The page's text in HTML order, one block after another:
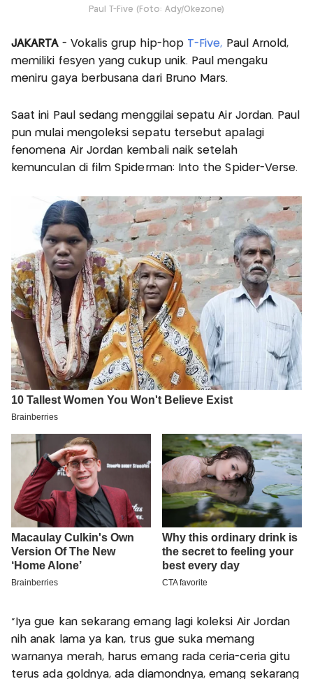
Paul T-Five (Foto: Ady/Okezone)
JAKARTA - Vokalis grup hip-hop T-Five, Paul Arnold,
memiliki fesyen yang cukup unik. Paul mengaku
meniru gaya berbusana dari Bruno Mars.
Saat ini Paul sedang menggilai sepatu Air Jordan. Paul
pun mulai mengoleksi sepatu tersebut apalagi
fenomena Air Jordan kembali naik setelah
kemunculan di film Spiderman: Into the Spider-Verse.
"Iya gue kan sekarang emang lagi koleksi Air Jordan
nih anak lama ya kan, trus gue suka memang
warnanya merah, harus emang rada ceria-ceria gitu
terus ada goldnya, ada diamondnya, emang sekarang